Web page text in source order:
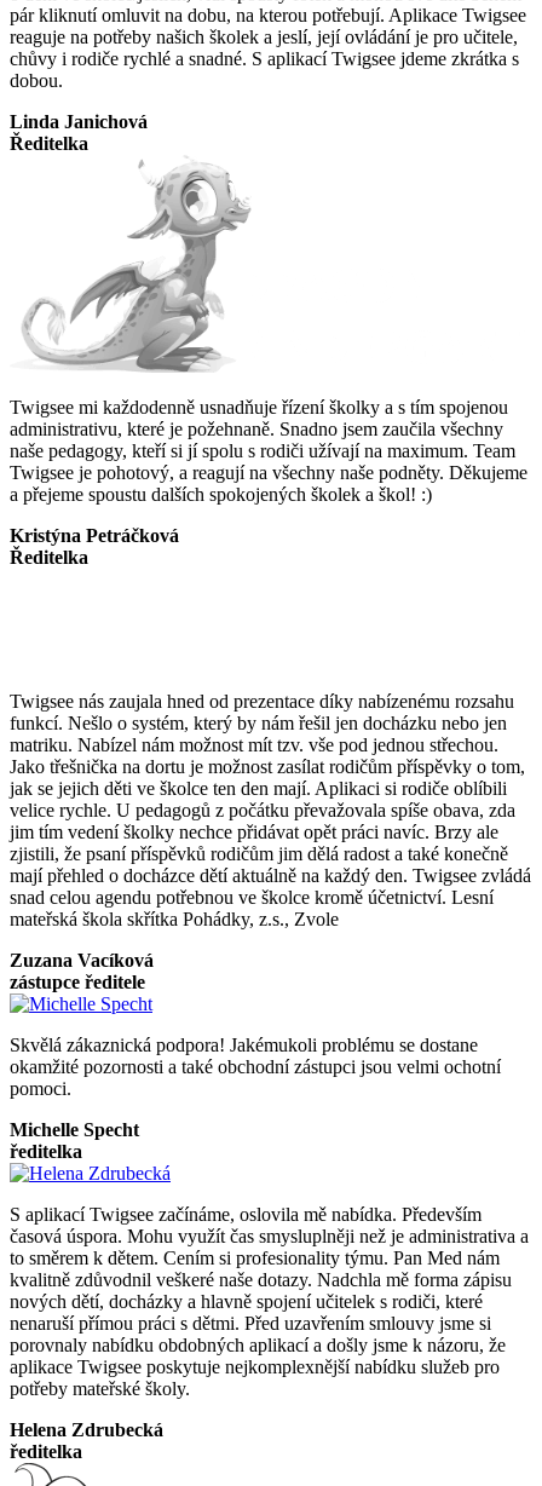
pár kliknutí omluvit na dobu, na kterou potřebují. Aplikace Twigsee
reaguje na potřeby našich školek a jeslí, její ovládání je pro učitele,
chůvy i rodiče rychlé a snadné. S aplikací Twigsee jdeme zkrátka s
dobou.
Linda Janichová
Ředitelka
Twigsee mi každodenně usnadňuje řízení školky a s tím spojenou
administrativu, které je požehnaně. Snadno jsem zaučila všechny
naše pedagogy, kteří si jí spolu s rodiči užívají na maximum. Team
Twigsee je pohotový, a reagují na všechny naše podněty. Děkujeme
a přejeme spoustu dalších spokojených školek a škol! :)
Kristýna Petráčková
Ředitelka
Twigsee nás zaujala hned od prezentace díky nabízenému rozsahu
funkcí. Nešlo o systém, který by nám řešil jen docházku nebo jen
matriku. Nabízel nám možnost mít tzv. vše pod jednou střechou.
Jako třešnička na dortu je možnost zasílat rodičům příspěvky o tom,
jak se jejich děti ve školce ten den mají. Aplikaci si rodiče oblíbili
velice rychle. U pedagogů z počátku převažovala spíše obava, zda
jim tím vedení školky nechce přidávat opět práci navíc. Brzy ale
zjistili, že psaní příspěvků rodičům jim dělá radost a také konečně
mají přehled o docházce dětí aktuálně na každý den. Twigsee zvládá
snad celou agendu potřebnou ve školce kromě účetnictví. Lesní
mateřská škola skřítka Pohádky, z.s., Zvole
Zuzana Vacíková
zástupce ředitele
Skvělá zákaznická podpora! Jakémukoli problému se dostane
okamžité pozornosti a také obchodní zástupci jsou velmi ochotní
pomoci.
Michelle Specht
ředitelka
S aplikací Twigsee začínáme, oslovila mě nabídka. Především
časová úspora. Mohu využít čas smysluplněji než je administrativa a
to směrem k dětem. Cením si profesionality týmu. Pan Med nám
kvalitně zdůvodnil veškeré naše dotazy. Nadchla mě forma zápisu
nových dětí, docházky a hlavně spojení učitelek s rodiči, které
nenaruší přímou práci s dětmi. Před uzavřením smlouvy jsme si
porovnaly nabídku obdobných aplikací a došly jsme k názoru, že
aplikace Twigsee poskytuje nejkomplexnější nabídku služeb pro
potřeby mateřské školy.
Helena Zdrubecká
ředitelka